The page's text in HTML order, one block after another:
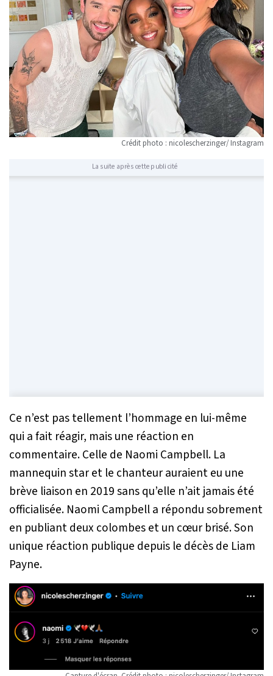
Crédit photo : nicolescherzinger/ Instagram
La suite après cette publicité
Ce n’est pas tellement l’hommage en lui-même
qui a fait réagir, mais une réaction en
commentaire. Celle de Naomi Campbell. La
mannequin star et le chanteur auraient eu une
brève liaison en 2019 sans qu’elle n’ait jamais été
officialisée. Naomi Campbell a répondu sobrement
en publiant deux colombes et un cœur brisé. Son
unique réaction publique depuis le décès de Liam
Payne.